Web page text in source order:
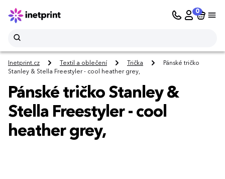
0
Inetprint.cz Textil a oblečení Trička
Pánské tričko
Stanley & Stella Freestyler - cool heather grey,
Pánské tričko Stanley &
Stella Freestyler - cool
heather grey,